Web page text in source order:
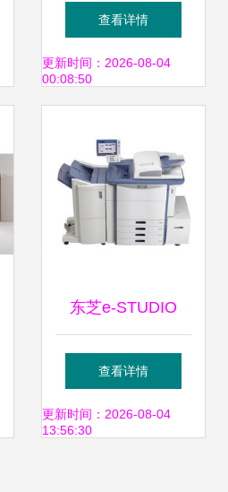
部 二手柯美BH系
列复印机，成色如
查看详情
更新时间：2026-08-04
00:08:50
东芝e-STUDIO
6530c复印机复合
机 高效办公的新选
查看详情
更新时间：2026-08-04
13:56:30